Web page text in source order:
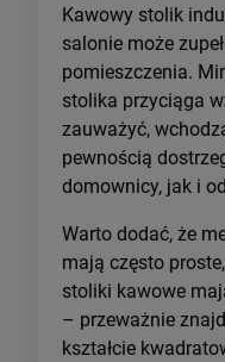
Kawowy stolik
salonie może
pomieszczenia.
stolika przyciąga
zauważyć,
pewnością
domownicy, jak i
Warto dodać, że
mają często
stoliki kawowe
– przeważnie
kształcie